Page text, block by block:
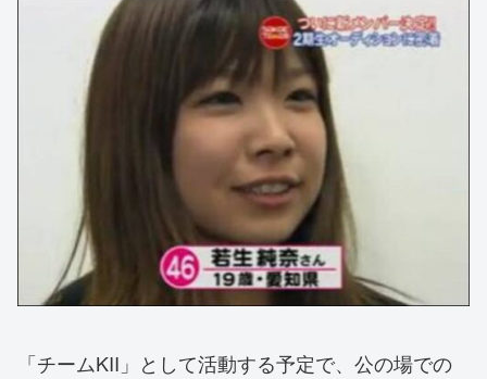
「チームKII」として活動する予定で、公の場での